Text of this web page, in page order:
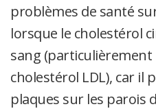
problèmes de santé
lorsque le cholestérol
sang (particulièrement
cholestérol LDL), car il
plaques sur les parois